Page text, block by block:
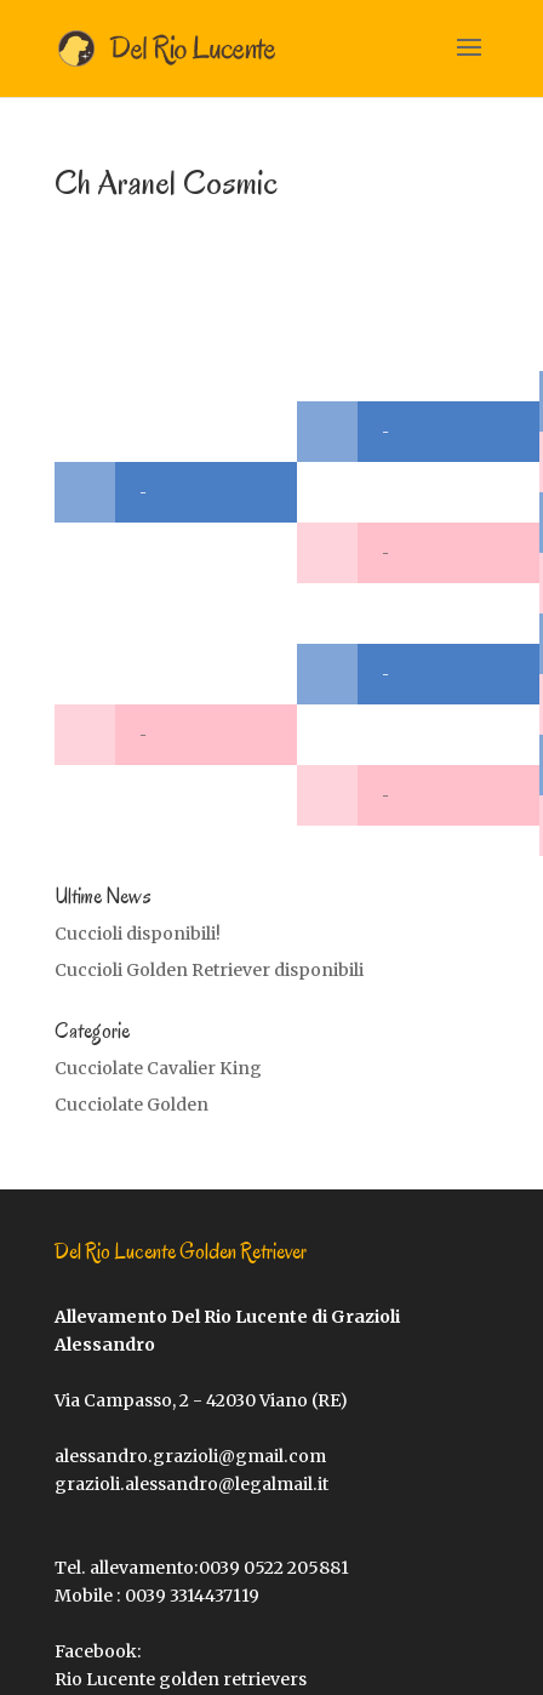
Ch Aranel Cosmic
-
-
-
-
-
-
Ultime News
Cuccioli disponibili!
Cuccioli Golden Retriever disponibili
Categorie
Cucciolate Cavalier King
Cucciolate Golden
Del Rio Lucente Golden Retriever
Allevamento Del Rio Lucente di Grazioli
Alessandro
Via Campasso, 2 - 42030 Viano (RE)
alessandro.grazioli@gmail.com
grazioli.alessandro@legalmail.it
Tel. allevamento:0039 0522 205881
Mobile : 0039 3314437119
Facebook:
Rio Lucente golden retrievers